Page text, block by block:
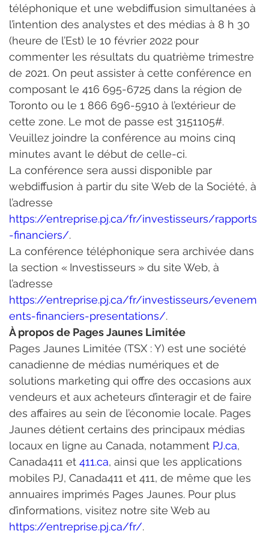
téléphonique et une webdiffusion simultanées à
l’intention des analystes et des médias à 8 h 30
(heure de l’Est) le 10 février 2022 pour
commenter les résultats du quatrième trimestre
de 2021. On peut assister à cette conférence en
composant le 416 695-6725 dans la région de
Toronto ou le 1 866 696-5910 à l’extérieur de
cette zone. Le mot de passe est 3151105#.
Veuillez joindre la conférence au moins cinq
minutes avant le début de celle-ci.
La conférence sera aussi disponible par
webdiffusion à partir du site Web de la Société, à
l’adresse
https://entreprise.pj.ca/fr/investisseurs/rapports
-financiers/.
La conférence téléphonique sera archivée dans
la section « Investisseurs » du site Web, à
l’adresse
https://entreprise.pj.ca/fr/investisseurs/evenem
ents-financiers-presentations/.
À propos de Pages Jaunes Limitée
Pages Jaunes Limitée (TSX : Y) est une société
canadienne de médias numériques et de
solutions marketing qui offre des occasions aux
vendeurs et aux acheteurs d’interagir et de faire
des affaires au sein de l’économie locale. Pages
Jaunes détient certains des principaux médias
locaux en ligne au Canada, notamment PJ.ca,
Canada411 et 411.ca, ainsi que les applications
mobiles PJ, Canada411 et 411, de même que les
annuaires imprimés Pages Jaunes. Pour plus
d’informations, visitez notre site Web au
https://entreprise.pj.ca/fr/.